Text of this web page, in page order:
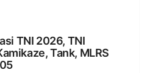
TNI 2026, TNI
Tank, MLRS